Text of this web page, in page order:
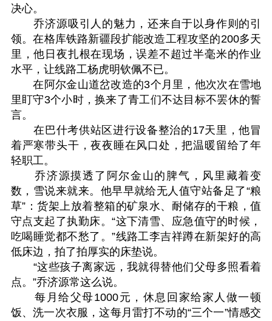
决心。
乔济源吸引人的魅力，还来自于以身作则的引
领。在格库铁路新疆段扩能改造工程攻坚的200多天
里，他日夜扎根在现场，误差不超过半毫米的作业
水平，让线路工杨虎明钦佩不已。
在阿尔金山道岔改造的3个月里，他次次在雪地
里盯守3个小时，换来了青工们不达目标不罢休的誓
言。
在巴什考供站区进行设备整治的17天里，他冒
着严寒带头干，夜夜睡在风口处，把温暖留给了年
轻职工。
乔济源摸透了阿尔金山的脾气，风里藏着变
数，雪说来就来。他早早就给无人值守站备足了“粮
草”：货架上放着整箱的矿泉水、耐储存的干粮，值
守点支起了执勤床。“这下清雪、应急值守的时候，
吃喝睡觉都不愁了。”线路工李吉祥蹲在新架好的高
低床边，拍了拍厚实的床垫说。
“这些孩子离家远，我就得替他们父母多照看着
点。”乔济源常这么说。
每月给父母1000元，休息回家给家人做一顿
饭、洗一次衣服，这每月雷打不动的“三个一”情感交